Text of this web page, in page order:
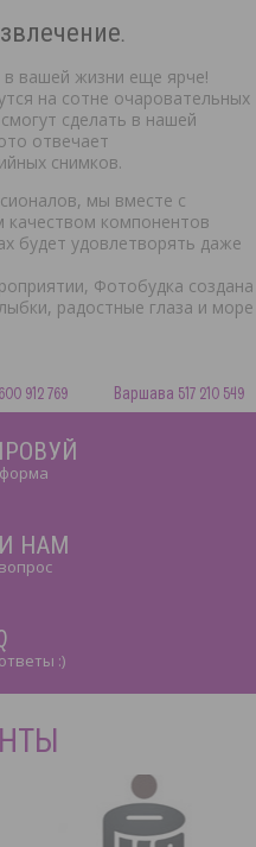
вашей жизни еще ярче!
на сотне очаровательных
сделать в нашей
отвечает
снимков.
мы вместе с
качеством компонентов
будет удовлетворять даже
Фотобудка создана
радостные глаза и море
912 769 Варшава 517 210 549
НАМ
:)